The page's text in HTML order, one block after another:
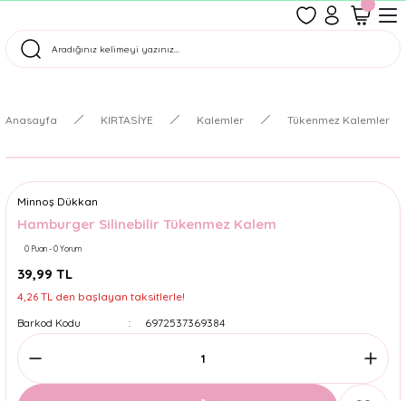
Tüm Siparişler Aynı Gün Kargoda!
Anasayfa KIRTASİYE Kalemler Tükenmez Kalemler
Minnoş Dükkan
Hamburger Silinebilir Tükenmez Kalem
0 Puan - 0 Yorum
39,99 TL
4,26 TL den başlayan taksitlerle!
Barkod Kodu
6972537369384